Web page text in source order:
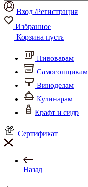
Вход /Регистрация
Избранное
Корзина пуста
Пивоварам
Самогонщикам
Виноделам
Кулинарам
Крафт и сидр
Сертификат
Назад